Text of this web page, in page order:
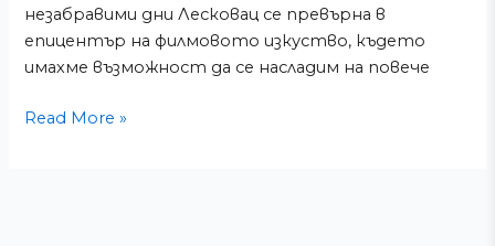
незабравими дни Лесковац се превърна в
епицентър на филмовото изкуство, където
имахме възможност да се насладим на повече
Read More »